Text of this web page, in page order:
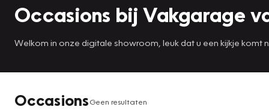
Occasions bij Vakgarage
Welkom in onze digitale showroom, leuk dat u een kijkje komt
OccasionsGeen resultaten